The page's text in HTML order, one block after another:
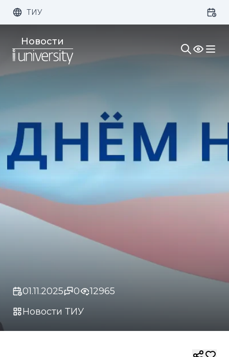
Размер шрифта: Цвет:
Изображения:
ТИУ
Новости
01.11.2025 0
12965
Новости ТИУ